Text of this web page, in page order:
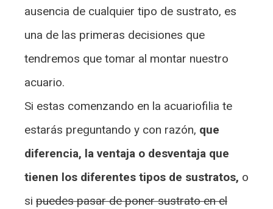
ausencia de cualquier tipo de sustrato, es
una de las primeras decisiones que
tendremos que tomar al montar nuestro
acuario.
Si estas comenzando en la acuariofilia te
estarás preguntando y con razón, que
diferencia, la ventaja o desventaja que
tienen los diferentes tipos de sustratos, o
si puedes pasar de poner sustrato en el